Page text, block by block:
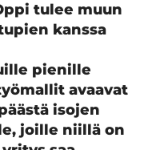
tulee muun
kanssa
pienille
avaavat
isojen
joille niillä on